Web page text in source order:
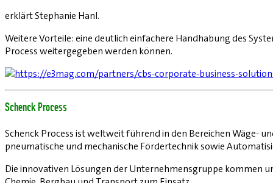
erklärt Stephanie Hanl.
Weitere Vorteile: eine deutlich einfachere Handhabung des
Process weitergegeben werden können.
Schenck Process
Schenck Process ist weltweit führend in den Bereichen Wäge-
pneumatische und mechanische Fördertechnik sowie
Die innovativen Lösungen der Unternehmensgruppe kommen